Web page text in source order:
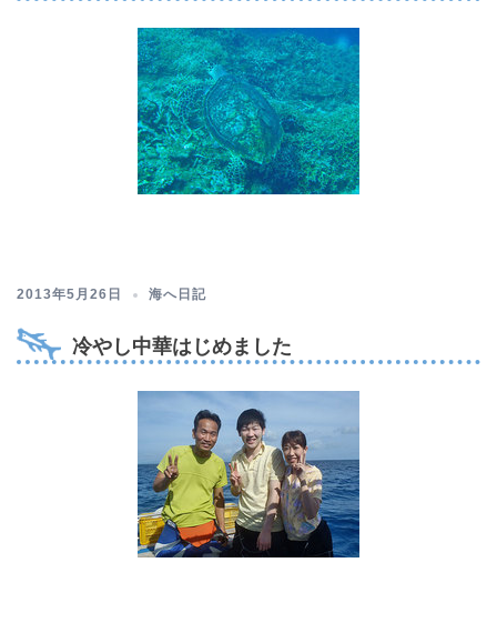
2013年5月26日 海へ日記
冷やし中華はじめました